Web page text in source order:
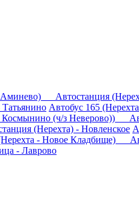
Аминево) Автостанция
Автобус 165
Космынино (ч/з Неверово))
(Нерехта) - Новленское
- Новое Кладбище)
- Лаврово